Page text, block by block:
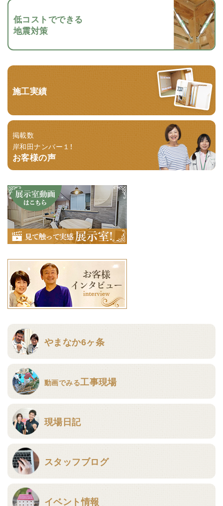
低コストでできる
地震対策
施工実績
掲載数
岸和田ナンバー１！
お客様の声
やまなか6ヶ条
動画でみる工事現場
現場日記
スタッフブログ
イベント情報